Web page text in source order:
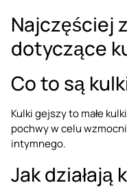
Najczęściej
dotyczące
Co to są
Kulki gejszy to małe
pochwy w celu
intymnego.
Jak działają